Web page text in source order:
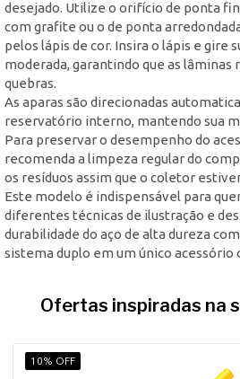
desejado. Utilize o orifício de ponta
com grafite ou o de ponta
pelos lápis de cor. Insira o lápis e gire
moderada, garantindo que as
quebras.
As aparas são direcionadas
reservatório interno, mantendo sua
Para preservar o desempenho do
recomenda a limpeza regular do
os resíduos assim que o coletor
Este modelo é indispensável para
diferentes técnicas de ilustração e
durabilidade do aço de alta dureza
sistema duplo em um único acessório
Ofertas inspiradas na
10% OFF